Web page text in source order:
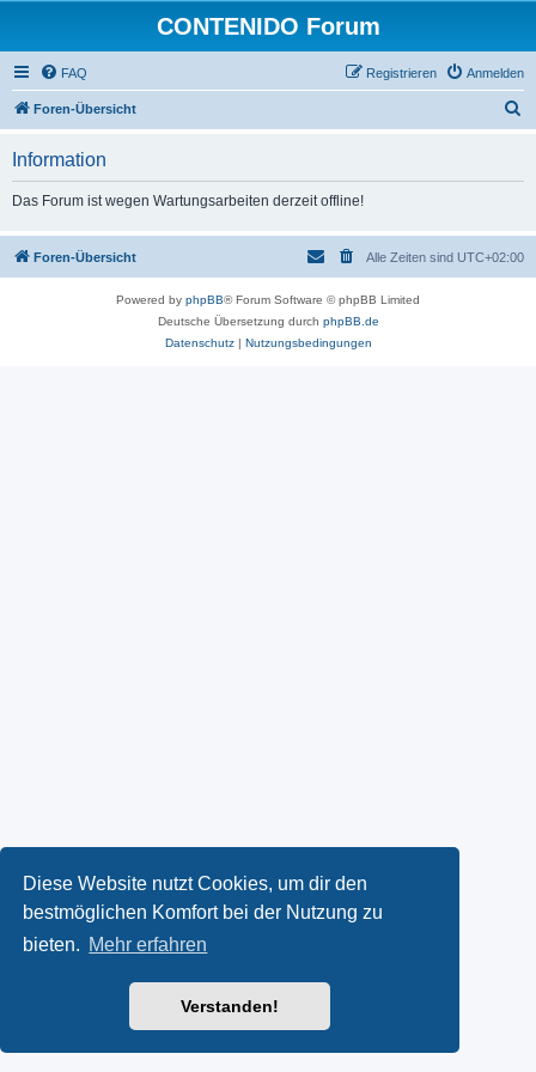
Diese Website nutzt Cookies, um dir den
bestmöglichen Komfort bei der Nutzung zu
bieten. Mehr erfahren
Verstanden!
CONTENIDO Forum
FAQ Anmelden
Registrieren
Foren-Übersicht
Information
Das Forum ist wegen Wartungsarbeiten derzeit offline!
Foren-Übersicht Alle Zeiten sind UTC+02:00
Powered by phpBB® Forum Software © phpBB Limited
Deutsche Übersetzung durch phpBB.de
Datenschutz| Nutzungsbedingungen